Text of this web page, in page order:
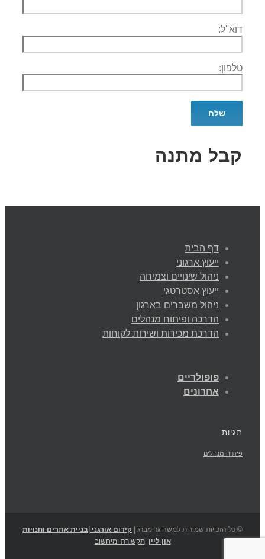
דוא''ל:
טלפון:
קבל מתנה
דף הבית
ייעוץ ארגוני
ניהול שינויים וצמיחה
ייעוץ אסטרטגי
ניהול משברים בארגון
הדרכה ופיתוח מנהלים
הדרכת מכירות ושירות לקוחות
פופולריים
אחרונים
תגיות
פיתוח מנהלים
© כל הזכויות שמורות למשה גרימברג | קידום אורגני |בניית אתרים וחנויות
און ליין |תקשורת ומיחשוב